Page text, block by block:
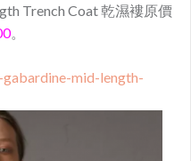
Trench Coat 乾濕褸原價
。
mid-length-